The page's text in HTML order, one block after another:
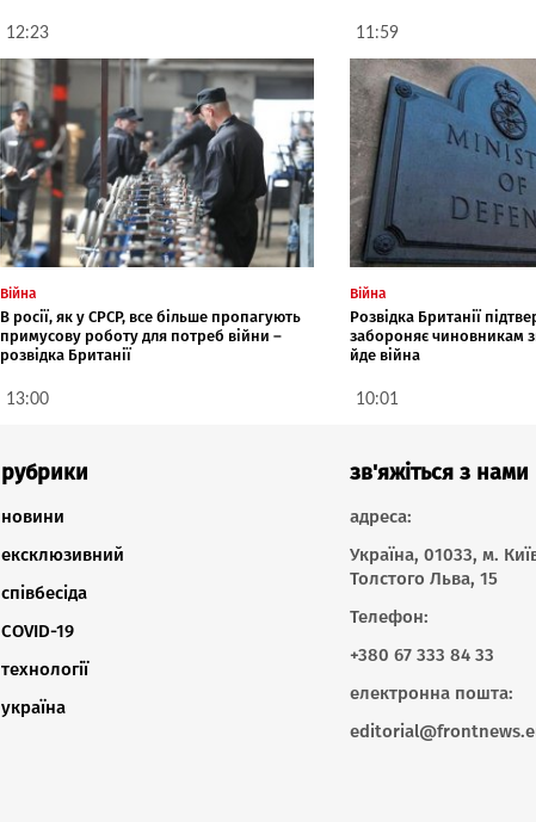
12:23 11:59
Війна
В росії, як у СРСР, все більше пропагують
примусову роботу для потреб війни –
розвідка Британії
13:00
Війна
Розвідка Британії
забороняє чиновникам
йде війна
10:01
рубрики
новини
ексклюзивний
співбесіда
COVID-19
технології
україна
зв'яжіться з нами
адреса:
Україна, 01033, м.
Толстого Льва, 15
Телефон:
+380 67 333 84 33
електронна пошта: